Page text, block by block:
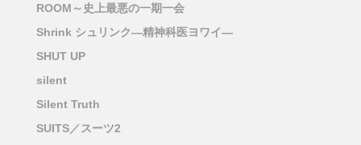
ROOM～史上最悪の一期一会
Shrink シュリンク―精神科医ヨワイ―
SHUT UP
silent
Silent Truth
SUITS／スーツ2